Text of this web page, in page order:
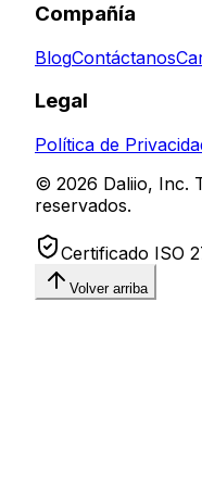
Compañía
BlogContáctanos
Legal
Política de
© 2026 Daliio, Inc.
reservados.
Certificado ISO
Volver arriba